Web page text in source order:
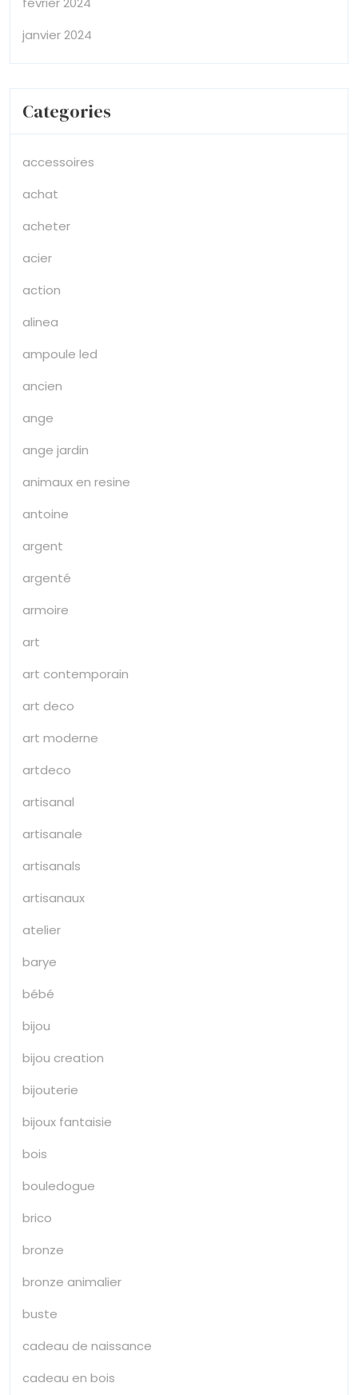
janvier 2024
Categories
accessoires
achat
acheter
acier
action
alinea
ampoule led
ancien
ange
ange jardin
animaux en resine
antoine
argent
argenté
armoire
art
art contemporain
art deco
art moderne
artdeco
artisanal
artisanale
artisanals
artisanaux
atelier
barye
bébé
bijou
bijou creation
bijouterie
bijoux fantaisie
bois
bouledogue
brico
bronze
bronze animalier
buste
cadeau de naissance
cadeau en bois